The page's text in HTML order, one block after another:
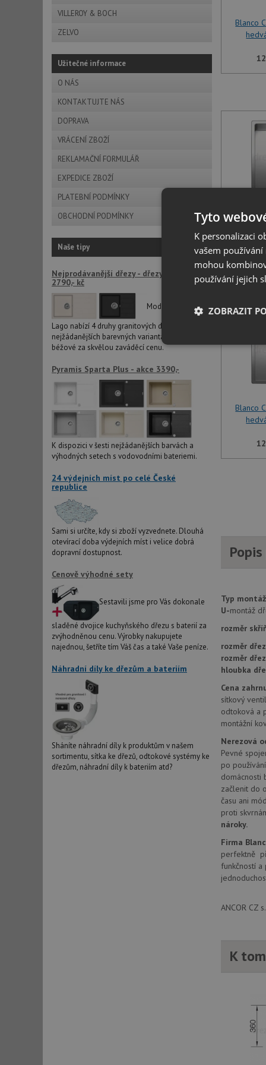
VILLEROY & BOCH
ZELVO
Užitečné informace
O NÁS
KONTAKTUJTE NÁS
DOPRAVA
VRÁCENÍ ZBOŽÍ
REKLAMAČNÍ FORMULÁŘ
EXPEDICE ZBOŽÍ
PLATEBNÍ PODMÍNKY
OBCHODNÍ PODMÍNKY
Naše tipy
Nejprodávanější dřezy - dřezy LAGO již od
2790,- kč
Modelová řada
Lago nabízí 4 druhy granitových dřezů ve dvou
nejžádanějších barevných variantách černé a
béžové za skvělou zaváděcí cenu.
Pyramis Sparta Plus - akce 3390,-
K dispozici v šesti nejžádanějších barvách a
výhodných setech s vodovodními bateriemi.
24 výdejních míst po celé České
republice
Sami si určíte, kdy si zboží vyzvednete. Dlouhá
otevírací doba výdejních míst i velice dobrá
dopravní dostupnost.
Cenově výhodné sety
Sestavili jsme pro Vás dokonale
sladěné dvojice kuchyňského dřezu s baterií za
zvýhodněnou cenu. Výrobky nakupujete
najednou, šetříte tím Váš čas a také Vaše peníze.
Náhradní díly ke dřezům a bateriím
Sháníte náhradní díly k produktům v našem
sortimentu, sítka ke dřezů, odtokové systémy ke
dřezům, náhradní díly k bateriím atd?
Blanco
Blanco
Blanco
Typ
U-montáž
rozměr
rozměr
rozměr
hloubka
Cena
sítkový
odtoková a
montážní
Nerezová
Pevné
po
domácnosti
začlenit do
času ani
proti
nároky.
Firma
perfektně
funkčností
ANCOR CZ
K
Tyto
K personalizaci
vašem
mohou
používání jejich
ZOBRAZIT
Nezbytně
Nezbytně
Nezbytně nutné
stránky nelze bez
AWSALBCORS
AUTORIZACE
Název
__Secure-YNID
__Secure-
VISITOR_INFO1_LIVE